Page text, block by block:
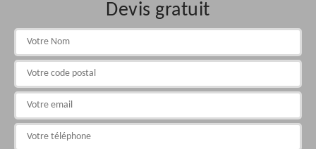
Devis gratuit